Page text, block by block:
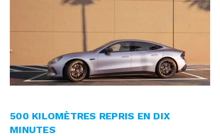
500 KILOMÈTRES REPRIS EN DIX
MINUTES